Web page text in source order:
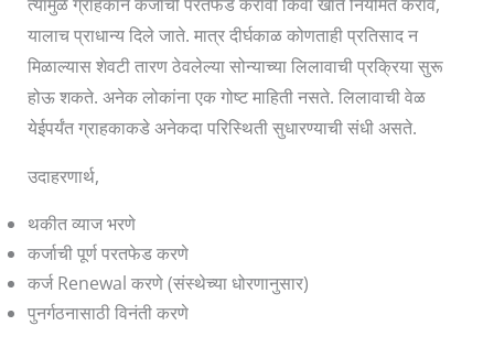
यालाच प्राधान्य दिले जाते. मात्र दीर्घकाळ कोणताही प्रतिसाद न
मिळाल्यास शेवटी तारण ठेवलेल्या सोन्याच्या लिलावाची प्रक्रिया सुरू
होऊ शकते. अनेक लोकांना एक गोष्ट माहिती नसते. लिलावाची वेळ
येईपर्यंत ग्राहकाकडे अनेकदा परिस्थिती सुधारण्याची संधी असते.
उदाहरणार्थ,
थकीत व्याज भरणे
कर्जाची पूर्ण परतफेड करणे
कर्ज Renewal करणे (संस्थेच्या धोरणानुसार)
पुनर्गठनासाठी विनंती करणे